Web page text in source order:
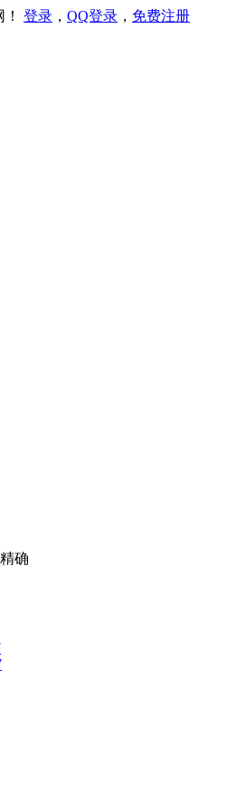
登录 ， QQ登录 ， 免费注册
精确